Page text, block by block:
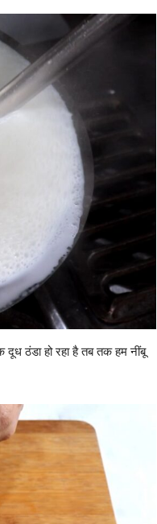
ठंडा हो रहा है तब तक हम नींबू